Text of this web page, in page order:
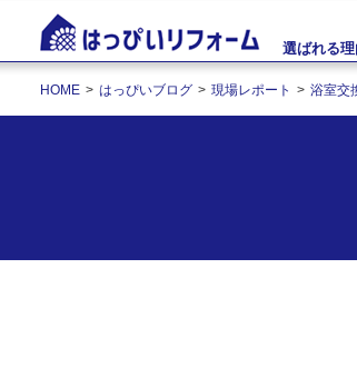
選ばれる
HOME はっぴいブログ 現場レポート 浴室交